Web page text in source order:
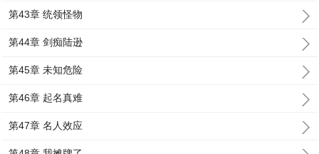
第43章 统领怪物
第44章 剑痴陆逊
第45章 未知危险
第46章 起名真难
第47章 名人效应